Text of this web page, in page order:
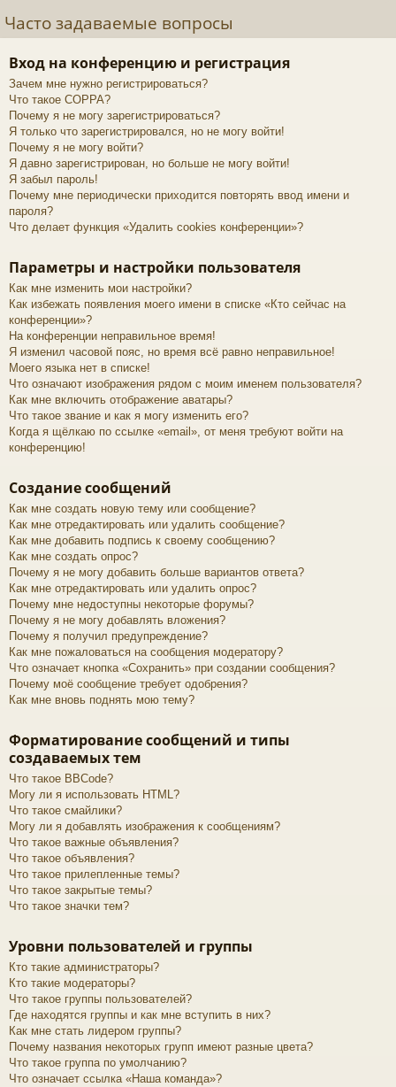
Часто задаваемые вопросы
Вход на конференцию и регистрация
Зачем мне нужно регистрироваться?
Что такое COPPA?
Почему я не могу зарегистрироваться?
Я только что зарегистрировался, но не могу войти!
Почему я не могу войти?
Я давно зарегистрирован, но больше не могу войти!
Я забыл пароль!
Почему мне периодически приходится повторять ввод имени и
пароля?
Что делает функция «Удалить cookies конференции»?
Параметры и настройки пользователя
Как мне изменить мои настройки?
Как избежать появления моего имени в списке «Кто сейчас на
конференции»?
На конференции неправильное время!
Я изменил часовой пояс, но время всё равно неправильное!
Моего языка нет в списке!
Что означают изображения рядом с моим именем пользователя?
Как мне включить отображение аватары?
Что такое звание и как я могу изменить его?
Когда я щёлкаю по ссылке «email», от меня требуют войти на
конференцию!
Создание сообщений
Как мне создать новую тему или сообщение?
Как мне отредактировать или удалить сообщение?
Как мне добавить подпись к своему сообщению?
Как мне создать опрос?
Почему я не могу добавить больше вариантов ответа?
Как мне отредактировать или удалить опрос?
Почему мне недоступны некоторые форумы?
Почему я не могу добавлять вложения?
Почему я получил предупреждение?
Как мне пожаловаться на сообщения модератору?
Что означает кнопка «Сохранить» при создании сообщения?
Почему моё сообщение требует одобрения?
Как мне вновь поднять мою тему?
Форматирование сообщений и типы
создаваемых тем
Что такое BBCode?
Могу ли я использовать HTML?
Что такое смайлики?
Могу ли я добавлять изображения к сообщениям?
Что такое важные объявления?
Что такое объявления?
Что такое прилепленные темы?
Что такое закрытые темы?
Что такое значки тем?
Уровни пользователей и группы
Кто такие администраторы?
Кто такие модераторы?
Что такое группы пользователей?
Где находятся группы и как мне вступить в них?
Как мне стать лидером группы?
Почему названия некоторых групп имеют разные цвета?
Что такое группа по умолчанию?
Что означает ссылка «Наша команда»?